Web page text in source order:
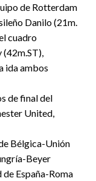
de Rotterdam
Danilo (21m.
cuadro
ida ambos
de final del
United,
Bélgica-Unión
Beyer
de España-Roma